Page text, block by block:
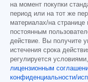
на момент покупки
период или на тот же
материалах/на
постоянным
действие. Вы получите
истечения срока
регулируется
лицензионным
конфиденциальности/